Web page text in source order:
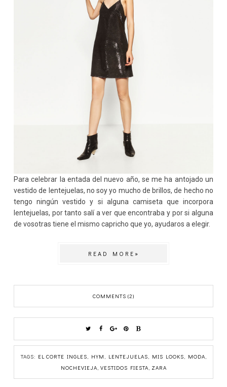
Para celebrar la entada del nuevo año, se me ha antojado un
vestido de lentejuelas, no soy yo mucho de brillos, de hecho no
tengo ningún vestido y si alguna camiseta que incorpora
lentejuelas, por tanto salí a ver que encontraba y por si alguna
de vosotras tiene el mismo capricho que yo, ayudaros a elegir.
READ MORE»
COMMENTS (2)
TAGS: EL CORTE INGLES, HYM , LENTEJUELAS, MIS LOOKS, MODA,
NOCHEVIEJA, VESTIDOS FIESTA, ZARA